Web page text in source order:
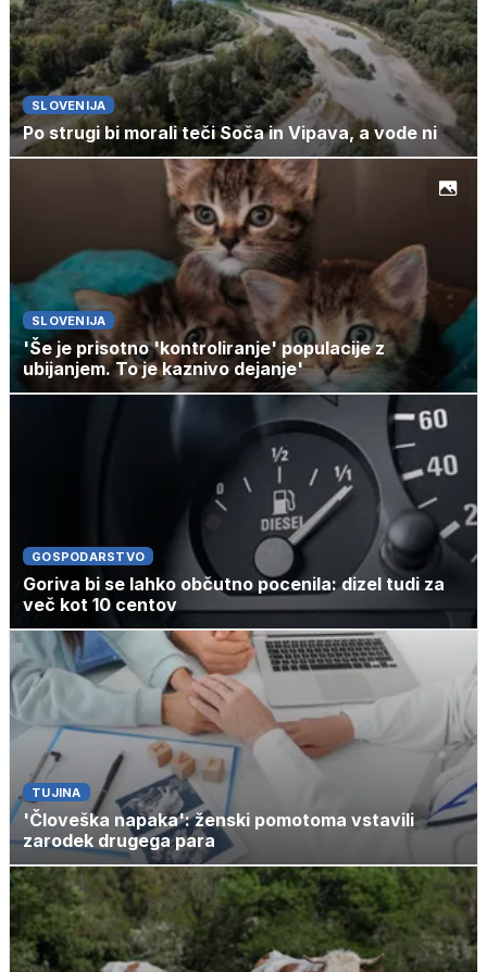
SLOVENIJA
Po strugi bi morali teči Soča in Vipava, a vode ni
SLOVENIJA
'Še je prisotno 'kontroliranje' populacije z
ubijanjem. To je kaznivo dejanje'
GOSPODARSTVO
Goriva bi se lahko občutno pocenila: dizel tudi za
več kot 10 centov
TUJINA
'Človeška napaka': ženski pomotoma vstavili
zarodek drugega para